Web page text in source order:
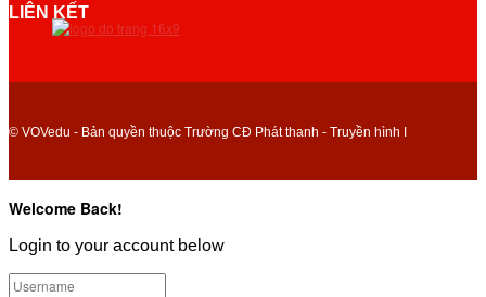
LIÊN KẾT
© VOVedu - Bản quyền thuộc Trường CĐ Phát thanh - Truyền hình I
Welcome Back!
Login to your account below